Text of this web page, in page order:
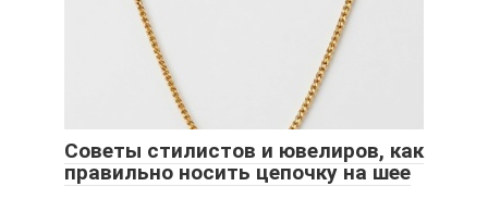
Советы стилистов и ювелиров, как
правильно носить цепочку на шее